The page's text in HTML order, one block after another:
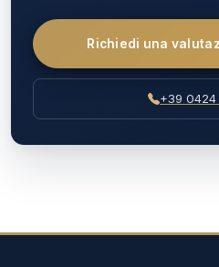
Richiedi una
+39 0424